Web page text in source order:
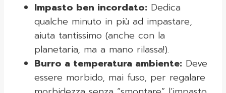
Impasto ben incordato: Dedica
qualche minuto in più ad impastare,
aiuta tantissimo (anche con la
planetaria, ma a mano rilassa!).
Burro a temperatura ambiente: Deve
essere morbido, mai fuso, per regalare